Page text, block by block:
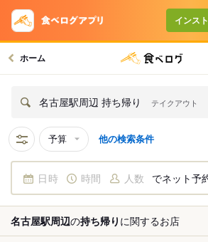
インス
ホーム
名古屋駅周辺 持ち帰り テイクアウト
予算 他の検索条件
日時 時間 人数 でネット予
名古屋駅周辺の持ち帰り に関するお店